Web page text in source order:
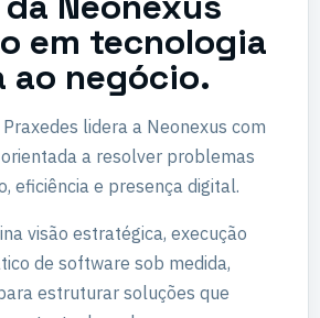
em tecnologia
ao negócio.
lidera a Neonexus com
a resolver problemas
eficiência e presença digital.
visão estratégica, execução
de software sob medida,
estruturar soluções que